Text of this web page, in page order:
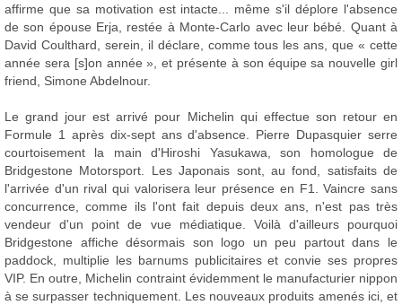
affirme que sa motivation est intacte... même s'il déplore l'absence
de son épouse Erja, restée à Monte-Carlo avec leur bébé. Quant à
David Coulthard, serein, il déclare, comme tous les ans, que « cette
année sera [s]on année », et présente à son équipe sa nouvelle girl
friend, Simone Abdelnour.
Le grand jour est arrivé pour Michelin qui effectue son retour en
Formule 1 après dix-sept ans d'absence. Pierre Dupasquier serre
courtoisement la main d'Hiroshi Yasukawa, son homologue de
Bridgestone Motorsport. Les Japonais sont, au fond, satisfaits de
l'arrivée d'un rival qui valorisera leur présence en F1. Vaincre sans
concurrence, comme ils l'ont fait depuis deux ans, n'est pas très
vendeur d'un point de vue médiatique. Voilà d'ailleurs pourquoi
Bridgestone affiche désormais son logo un peu partout dans le
paddock, multiplie les barnums publicitaires et convie ses propres
VIP. En outre, Michelin contraint évidemment le manufacturier nippon
à se surpasser techniquement. Les nouveaux produits amenés ici, et